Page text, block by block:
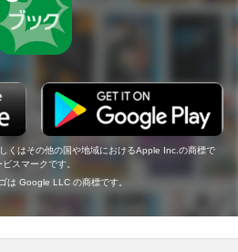
くはその他の国や地域におけるApple Inc.の商標で
スマークです。
Google LLC の商標です。